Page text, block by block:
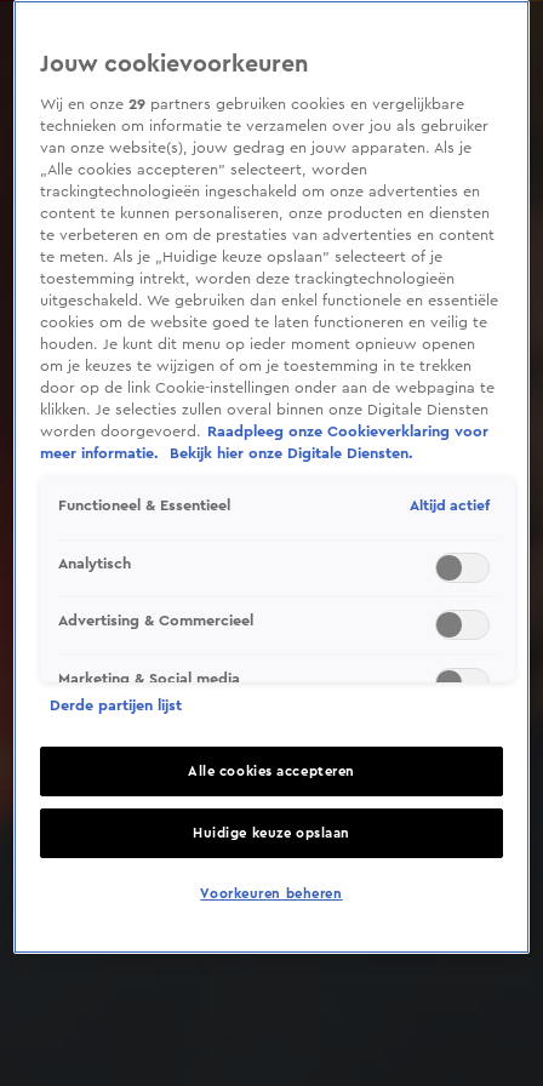
seconds
Deze video is niet beschikbaar op je huidige locatie
Jouw cookievoorkeuren
Wij en onze29 partners gebruiken cookies en vergelijkbare
technieken om informatie te verzamelen over jou als gebruiker
van onze website(s), jouw gedrag en jouw apparaten. Als je
„Alle cookies accepteren” selecteert, worden
trackingtechnologieën ingeschakeld om onze advertenties en
content te kunnen personaliseren, onze producten en diensten
te verbeteren en om de prestaties van advertenties en content
te meten. Als je „Huidige keuze opslaan” selecteert of je
toestemming intrekt, worden deze trackingtechnologieën
uitgeschakeld. We gebruiken dan enkel functionele en essentiële
cookies om de website goed te laten functioneren en veilig te
houden. Je kunt dit menu op ieder moment opnieuw openen
om je keuzes te wijzigen of om je toestemming in te trekken
door op de link Cookie-instellingen onder aan de webpagina te
klikken. Je selecties zullen overal binnen onze Digitale Diensten
worden doorgevoerd.
Raadpleeg onze Cookieverklaring voor
meer informatie.
Bekijk hier onze Digitale Diensten.
Functioneel & Essentieel Altijd actief
Analytisch
Advertising & Commercieel
Marketing & Social media
Derde partijen lijst
Alle cookies accepteren
Huidige keuze opslaan
Voorkeuren beheren